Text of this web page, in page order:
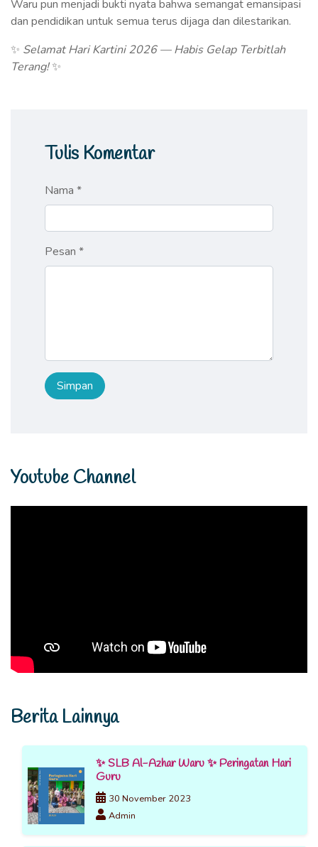
Waru pun menjadi bukti nyata bahwa semangat emansipasi
dan pendidikan untuk semua terus dijaga dan dilestarikan.
✨ Selamat Hari Kartini 2026 — Habis Gelap Terbitlah
Terang!✨
Tulis Komentar
Nama *
Pesan *
Youtube Channel
Berita Lainnya
✨ SLB Al-Azhar Waru ✨ Peringatan Hari
Guru
30 November 2023
Admin